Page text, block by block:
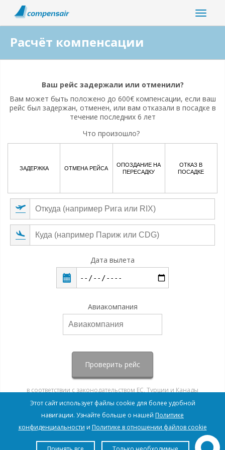
Расчёт компенсации
Да
Ваш рейс задержали или отменили?
Вам может быть положено до 600€ компенсации, если ваш
рейс был задержан, отменен, или вам отказали в посадке в
течение последних 6 лет
Что произошло?
ЗАДЕРЖКА ОТМЕНА РЕЙСА
ОПОЗДАНИЕ НА
ПЕРЕСАДКУ
ОТКАЗ В
ПОСАДКЕ
Дата вылета
Авиакомпания
Проверить рейс
в соответствии с законодательством ЕС, Турции и Канады
Этот сайт использует файлы cookie для более удобной
навигации. Узнайте больше о нашей Политике
конфиденциальности и Политике в отношении файлов cookie